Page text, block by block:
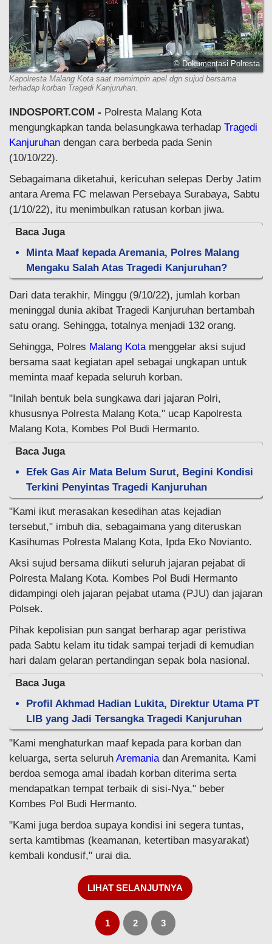
© Dokumentasi Polresta
Kapolresta Malang Kota saat memimpin apel dgn sujud bersama
terhadap korban Tragedi Kanjuruhan.
INDOSPORT.COM - Polresta Malang Kota
mengungkapkan tanda belasungkawa terhadap Tragedi
Kanjuruhan dengan cara berbeda pada Senin
(10/10/22).
Sebagaimana diketahui, kericuhan selepas Derby Jatim
antara Arema FC melawan Persebaya Surabaya, Sabtu
(1/10/22), itu menimbulkan ratusan korban jiwa.
Baca Juga
Minta Maaf kepada Aremania, Polres Malang
Mengaku Salah Atas Tragedi Kanjuruhan?
Dari data terakhir, Minggu (9/10/22), jumlah korban
meninggal dunia akibat Tragedi Kanjuruhan bertambah
satu orang. Sehingga, totalnya menjadi 132 orang.
Sehingga, Polres Malang Kota menggelar aksi sujud
bersama saat kegiatan apel sebagai ungkapan untuk
meminta maaf kepada seluruh korban.
"Inilah bentuk bela sungkawa dari jajaran Polri,
khususnya Polresta Malang Kota," ucap Kapolresta
Malang Kota, Kombes Pol Budi Hermanto.
Baca Juga
Efek Gas Air Mata Belum Surut, Begini Kondisi
Terkini Penyintas Tragedi Kanjuruhan
"Kami ikut merasakan kesedihan atas kejadian
tersebut," imbuh dia, sebagaimana yang diteruskan
Kasihumas Polresta Malang Kota, Ipda Eko Novianto.
Aksi sujud bersama diikuti seluruh jajaran pejabat di
Polresta Malang Kota. Kombes Pol Budi Hermanto
didampingi oleh jajaran pejabat utama (PJU) dan jajaran
Polsek.
Pihak kepolisian pun sangat berharap agar peristiwa
pada Sabtu kelam itu tidak sampai terjadi di kemudian
hari dalam gelaran pertandingan sepak bola nasional.
Baca Juga
Profil Akhmad Hadian Lukita, Direktur Utama PT
LIB yang Jadi Tersangka Tragedi Kanjuruhan
"Kami menghaturkan maaf kepada para korban dan
keluarga, serta seluruh Aremania dan Aremanita. Kami
berdoa semoga amal ibadah korban diterima serta
mendapatkan tempat terbaik di sisi-Nya," beber
Kombes Pol Budi Hermanto.
"Kami juga berdoa supaya kondisi ini segera tuntas,
serta kamtibmas (keamanan, ketertiban masyarakat)
kembali kondusif," urai dia.
LIHAT SELANJUTNYA
1 2 3